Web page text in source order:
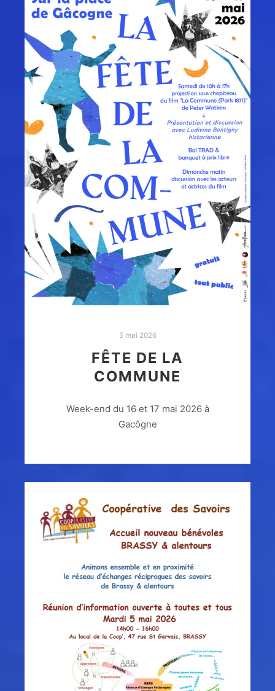
5 mai 2026
FÊTE DE LA
COMMUNE
Week-end du 16 et 17 mai 2026 à
Gacôgne